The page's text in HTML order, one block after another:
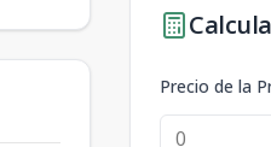
Precio de la